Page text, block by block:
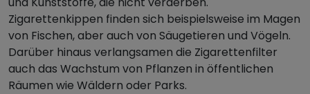
Zigarettenkippen finden sich beispielsweise im Magen
von Fischen, aber auch von Säugetieren und Vögeln.
Darüber hinaus verlangsamen die Zigarettenfilter
auch das Wachstum von Pflanzen in öffentlichen
Räumen wie Wäldern oder Parks.